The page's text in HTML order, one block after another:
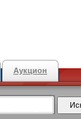
Аукцион